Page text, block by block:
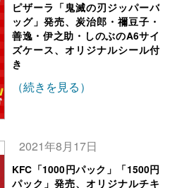
ピザーラ「鬼滅の刃ジッパーバ
ッグ」発売、炭治郎・禰豆子・
善逸・伊之助・しのぶのA6サイ
ズケース、オリジナルシール付
き
（続きを見る）
2021年8月17日
KFC「1000円パック」「1500円
パック」発売、オリジナルチキ